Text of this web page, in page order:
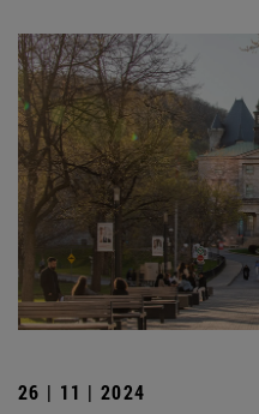
26 | 11 | 2024